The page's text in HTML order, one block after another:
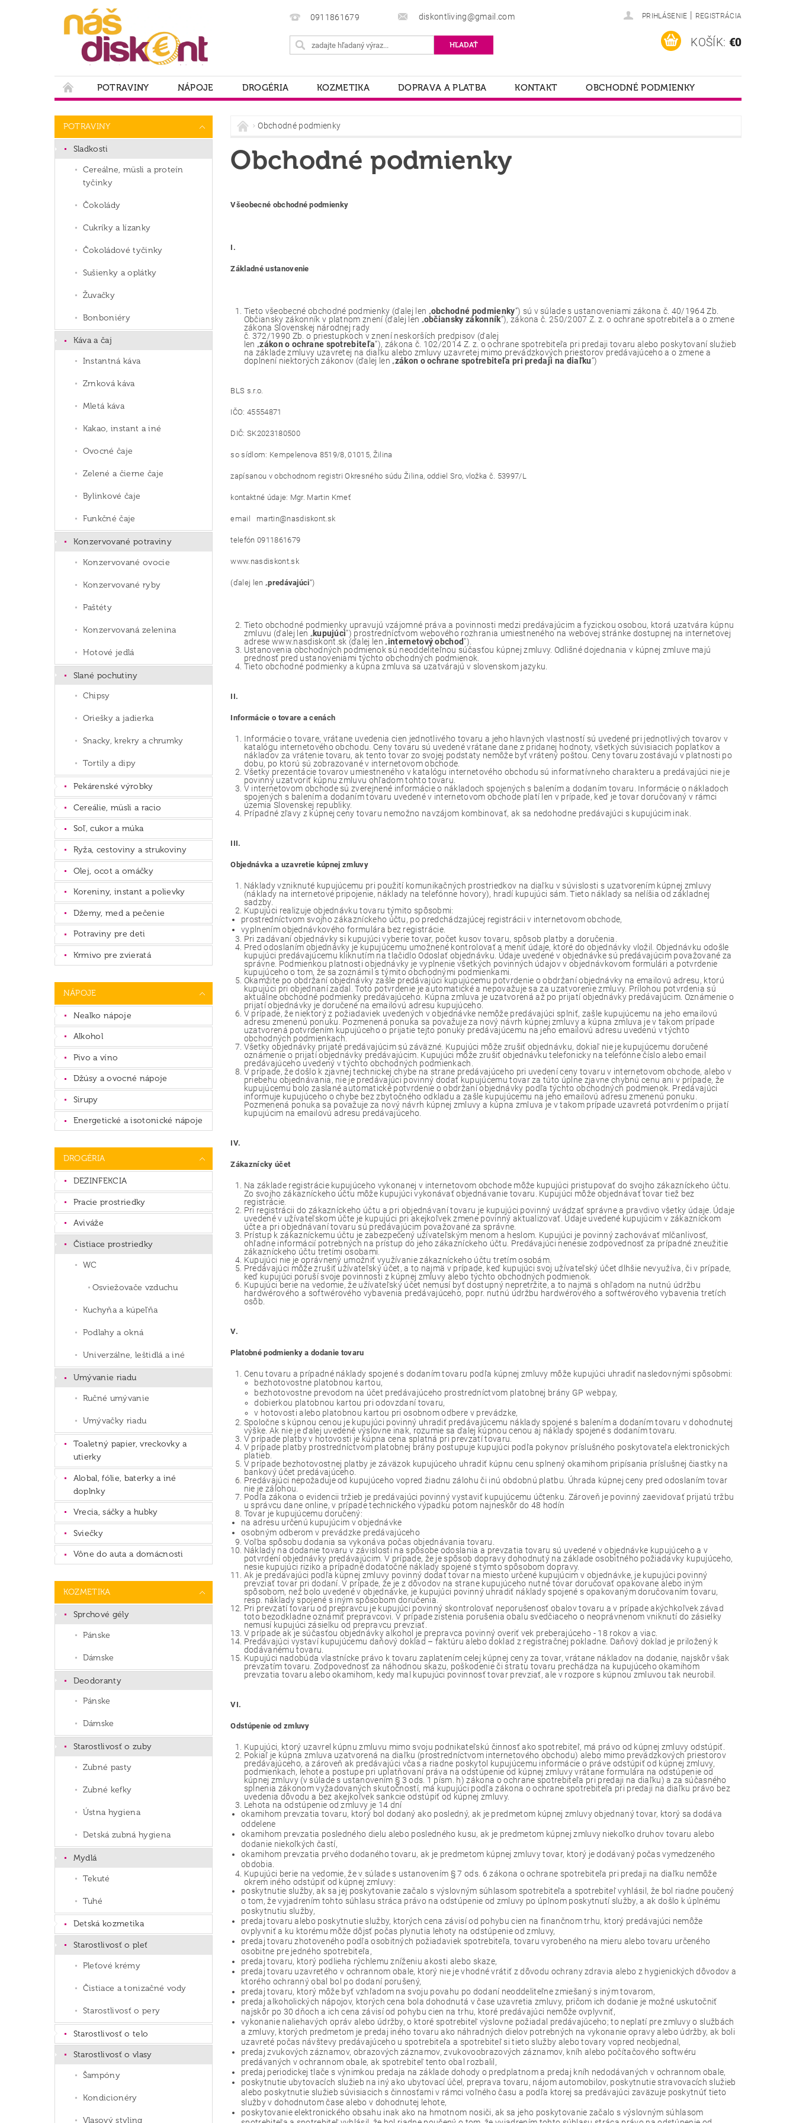
0911861679 diskontliving@gmail.com PRIHLÁSENIE | REGISTRÁCIA
KOŠÍK: €0
POTRAVINY NÁPOJE DROGÉRIA KOZMETIKA DOPRAVA A PLATBA KONTAKT
OBCHODNÉ PODMIENKY
POTRAVINY
Sladkosti
Cereálne, müsli a proteín
tyčinky
Čokolády
Cukríky a lízanky
Čokoládové tyčinky
Sušienky a oplátky
Žuvačky
Bonboniéry
Káva a čaj
Instantná káva
Zrnková káva
Mletá káva
Kakao, instant a iné
Ovocné čaje
Zelené a čierne čaje
Bylinkové čaje
Funkčné čaje
Konzervované potraviny
Konzervované ovocie
Konzervované ryby
Paštéty
Konzervovaná zelenina
Hotové jedlá
Slané pochutiny
Chipsy
Oriešky a jadierka
Snacky, krekry a chrumky
Tortily a dipy
Pekárenské výrobky
Cereálie, müsli a racio
Soľ, cukor a múka
Ryža, cestoviny a strukoviny
Olej, ocot a omáčky
Koreniny, instant a polievky
Džemy, med a pečenie
Potraviny pre deti
Krmivo pre zvieratá
NÁPOJE
Nealko nápoje
Alkohol
Pivo a víno
Džúsy a ovocné nápoje
Sirupy
Energetické a isotonické nápoje
DROGÉRIA
DEZINFEKCIA
Pracie prostriedky
Aviváže
Čistiace prostriedky
WC
Osviežovače vzduchu
Kuchyňa a kúpeľňa
Podlahy a okná
Univerzálne, leštidlá a iné
Umývanie riadu
Ručné umývanie
Umývačky riadu
Toaletný papier, vreckovky a
utierky
Alobal, fólie, baterky a iné
doplnky
Vrecia, sáčky a hubky
Sviečky
Vône do auta a domácnosti
KOZMETIKA
Sprchové gély
Pánske
Dámske
Deodoranty
Pánske
Dámske
Starostlivosť o zuby
Zubné pasty
Zubné kefky
Ústna hygiena
Detská zubná hygiena
Mydlá
Tekuté
Tuhé
Detská kozmetika
Starostlivosť o pleť
Pleťové krémy
Čistiace a tonizačné vody
Starostlivosť o pery
Starostlivosť o telo
Starostlivosť o vlasy
Šampóny
Kondicionéry
Vlasový styling
Obchodné podmienky
Obchodné podmienky
Všeobecné obchodné podmienky
I.
Základné ustanovenie
Tieto všeobecné obchodné podmienky (ďalej len „obchodné podmienky“) sú v súlade s ustanoveniami zákona č. 40/1964 Zb.
Občiansky zákonník v platnom znení (ďalej len „občiansky zákonník“), zákona č. 250/2007 Z. z. o ochrane spotrebiteľa a o zmene
zákona Slovenskej národnej rady
č. 372/1990 Zb. o priestupkoch v znení neskorších predpisov (ďalej
len „zákon o ochrane spotrebiteľa“), zákona č. 102/2014 Z. z. o ochrane spotrebiteľa pri predaji tovaru alebo poskytovaní služieb
na základe zmluvy uzavretej na diaľku alebo zmluvy uzavretej mimo prevádzkových priestorov predávajúceho a o zmene a
doplnení niektorých zákonov (ďalej len „zákon o ochrane spotrebiteľa pri predaji na diaľku“)
BLS s.r.o.
IČO: 45554871
DIČ: SK2023180500
so sídlom: Kempelenova 8519/8, 01015, Žilina
zapísanou v obchodnom registri Okresného súdu Žilina, oddiel Sro, vložka č. 53997/L
kontaktné údaje: Mgr. Martin Kmeť
email martin@nasdiskont.sk
telefón 0911861679
www.nasdiskont.sk
(ďalej len „predávajúci“)
Tieto obchodné podmienky upravujú vzájomné práva a povinnosti medzi predávajúcim a fyzickou osobou, ktorá uzatvára kúpnu
zmluvu (ďalej len „kupujúci") prostredníctvom webového rozhrania umiestneného na webovej stránke dostupnej na internetovej
adrese www.nasdiskont.sk (ďalej len „internetový obchod").
Ustanovenia obchodných podmienok sú neoddeliteľnou súčasťou kúpnej zmluvy. Odlišné dojednania v kúpnej zmluve majú
prednosť pred ustanoveniami týchto obchodných podmienok.
Tieto obchodné podmienky a kúpna zmluva sa uzatvárajú v slovenskom jazyku.
II.
Informácie o tovare a cenách
Informácie o tovare, vrátane uvedenia cien jednotlivého tovaru a jeho hlavných vlastností sú uvedené pri jednotlivých tovarov v
katalógu internetového obchodu. Ceny tovaru sú uvedené vrátane dane z pridanej hodnoty, všetkých súvisiacich poplatkov a
nákladov za vrátenie tovaru, ak tento tovar zo svojej podstaty nemôže byť vrátený poštou. Ceny tovaru zostávajú v platnosti po
dobu, po ktorú sú zobrazované v internetovom obchode.
Všetky prezentácie tovarov umiestneného v katalógu internetového obchodu sú informatívneho charakteru a predávajúci nie je
povinný uzatvoriť kúpnu zmluvu ohľadom tohto tovaru.
V internetovom obchode sú zverejnené informácie o nákladoch spojených s balením a dodaním tovaru. Informácie o nákladoch
spojených s balením a dodaním tovaru uvedené v internetovom obchode platí len v prípade, keď je tovar doručovaný v rámci
územia Slovenskej republiky.
Prípadné zľavy z kúpnej ceny tovaru nemožno navzájom kombinovať, ak sa nedohodne predávajúci s kupujúcim inak.
III.
Objednávka a uzavretie kúpnej zmluvy
Náklady vzniknuté kupujúcemu pri použití komunikačných prostriedkov na diaľku v súvislosti s uzatvorením kúpnej zmluvy
(náklady na internetové pripojenie, náklady na telefónne hovory), hradí kupujúci sám. Tieto náklady sa nelíšia od základnej
sadzby.
Kupujúci realizuje objednávku tovaru týmito spôsobmi:
prostredníctvom svojho zákazníckeho účtu, po predchádzajúcej registrácii v internetovom obchode,
vyplnením objednávkového formulára bez registrácie.
Pri zadávaní objednávky si kupujúci vyberie tovar, počet kusov tovaru, spôsob platby a doručenia.
Pred odoslaním objednávky je kupujúcemu umožnené kontrolovať a meniť údaje, ktoré do objednávky vložil. Objednávku odošle
kupujúci predávajúcemu kliknutím na tlačidlo Odoslať objednávku. Údaje uvedené v objednávke sú predávajúcim považované za
správne. Podmienkou platnosti objednávky je vyplnenie všetkých povinných údajov v objednávkovom formulári a potvrdenie
kupujúceho o tom, že sa zoznámil s týmito obchodnými podmienkami.
Okamžite po obdržaní objednávky zašle predávajúci kupujúcemu potvrdenie o obdržaní objednávky na emailovú adresu, ktorú
kupujúci pri objednaní zadal. Toto potvrdenie je automatické a nepovažuje sa za uzatvorenie zmluvy. Prílohou potvrdenia sú
aktuálne obchodné podmienky predávajúceho. Kúpna zmluva je uzatvorená až po prijatí objednávky predávajúcim. Oznámenie o
prijatí objednávky je doručené na emailovú adresu kupujúceho.
V prípade, že niektorý z požiadaviek uvedených v objednávke nemôže predávajúci splniť, zašle kupujúcemu na jeho emailovú
adresu zmenenú ponuku. Pozmenená ponuka sa považuje za nový návrh kúpnej zmluvy a kúpna zmluva je v takom prípade
uzatvorená potvrdením kupujúceho o prijatie tejto ponuky predávajúcemu na jeho emailovú adresu uvedenú v týchto
obchodných podmienkach.
Všetky objednávky prijaté predávajúcim sú záväzné. Kupujúci môže zrušiť objednávku, dokiaľ nie je kupujúcemu doručené
oznámenie o prijatí objednávky predávajúcim. Kupujúci môže zrušiť objednávku telefonicky na telefónne číslo alebo email
predávajúceho uvedený v týchto obchodných podmienkach.
V prípade, že došlo k zjavnej technickej chybe na strane predávajúceho pri uvedení ceny tovaru v internetovom obchode, alebo v
priebehu objednávania, nie je predávajúci povinný dodať kupujúcemu tovar za túto úplne zjavne chybnú cenu ani v prípade, že
kupujúcemu bolo zaslané automatické potvrdenie o obdržaní objednávky podľa týchto obchodných podmienok. Predávajúci
informuje kupujúceho o chybe bez zbytočného odkladu a zašle kupujúcemu na jeho emailovú adresu zmenenú ponuku.
Pozmenená ponuka sa považuje za nový návrh kúpnej zmluvy a kúpna zmluva je v takom prípade uzavretá potvrdením o prijatí
kupujúcim na emailovú adresu predávajúceho.
IV.
Zákaznícky účet
Na základe registrácie kupujúceho vykonanej v internetovom obchode môže kupujúci pristupovať do svojho zákazníckeho účtu.
Zo svojho zákazníckeho účtu môže kupujúci vykonávať objednávanie tovaru. Kupujúci môže objednávať tovar tiež bez
registrácie.
Pri registrácii do zákazníckeho účtu a pri objednávaní tovaru je kupujúci povinný uvádzať správne a pravdivo všetky údaje. Údaje
uvedené v užívateľskom účte je kupujúci pri akejkoľvek zmene povinný aktualizovať. Údaje uvedené kupujúcim v zákazníckom
účte a pri objednávaní tovaru sú predávajúcim považované za správne.
Prístup k zákazníckemu účtu je zabezpečený užívateľským menom a heslom. Kupujúci je povinný zachovávať mlčanlivosť,
ohľadne informácií potrebných na prístup do jeho zákazníckeho účtu. Predávajúci nenesie zodpovednosť za prípadné zneužitie
zákazníckeho účtu tretími osobami.
Kupujúci nie je oprávnený umožniť využívanie zákazníckeho účtu tretím osobám.
Predávajúci môže zrušiť užívateľský účet, a to najmä v prípade, keď kupujúci svoj užívateľský účet dlhšie nevyužíva, či v prípade,
keď kupujúci poruší svoje povinnosti z kúpnej zmluvy alebo týchto obchodných podmienok.
Kupujúci berie na vedomie, že užívateľský účet nemusí byť dostupný nepretržite, a to najmä s ohľadom na nutnú údržbu
hardwérového a softwérového vybavenia predávajúceho, popr. nutnú údržbu hardwérového a softwérového vybavenia tretích
osôb.
V.
Platobné podmienky a dodanie tovaru
Cenu tovaru a prípadné náklady spojené s dodaním tovaru podľa kúpnej zmluvy môže kupujúci uhradiť nasledovnými spôsobmi:
bezhotovostne platobnou kartou,
bezhotovostne prevodom na účet predávajúceho prostredníctvom platobnej brány GP webpay,
dobierkou platobnou kartou pri odovzdaní tovaru,
v hotovosti alebo platobnou kartou pri osobnom odbere v prevádzke,
Spoločne s kúpnou cenou je kupujúci povinný uhradiť predávajúcemu náklady spojené s balením a dodaním tovaru v dohodnutej
výške. Ak nie je ďalej uvedené výslovne inak, rozumie sa ďalej kúpnou cenou aj náklady spojené s dodaním tovaru.
V prípade platby v hotovosti je kúpna cena splatná pri prevzatí tovaru.
V prípade platby prostredníctvom platobnej brány postupuje kupujúci podľa pokynov príslušného poskytovateľa elektronických
platieb.
V prípade bezhotovostnej platby je záväzok kupujúceho uhradiť kúpnu cenu splnený okamihom pripísania príslušnej čiastky na
bankový účet predávajúceho.
Predávajúci nepožaduje od kupujúceho vopred žiadnu zálohu či inú obdobnú platbu. Úhrada kúpnej ceny pred odoslaním tovar
nie je zálohou.
Podľa zákona o evidencii tržieb je predávajúci povinný vystaviť kupujúcemu účtenku. Zároveň je povinný zaevidovať prijatú tržbu
u správcu dane online, v prípade technického výpadku potom najneskôr do 48 hodín
Tovar je kupujúcemu doručený:
na adresu určenú kupujúcim v objednávke
osobným odberom v prevádzke predávajúceho
Voľba spôsobu dodania sa vykonáva počas objednávania tovaru.
Náklady na dodanie tovaru v závislosti na spôsobe odoslania a prevzatia tovaru sú uvedené v objednávke kupujúceho a v
potvrdení objednávky predávajúcim. V prípade, že je spôsob dopravy dohodnutý na základe osobitného požiadavky kupujúceho,
nesie kupujúci riziko a prípadné dodatočné náklady spojené s týmto spôsobom dopravy.
Ak je predávajúci podľa kúpnej zmluvy povinný dodať tovar na miesto určené kupujúcim v objednávke, je kupujúci povinný
prevziať tovar pri dodaní. V prípade, že je z dôvodov na strane kupujúceho nutné tovar doručovať opakovane alebo iným
spôsobom, než bolo uvedené v objednávke, je kupujúci povinný uhradiť náklady spojené s opakovaným doručovaním tovaru,
resp. náklady spojené s iným spôsobom doručenia.
Pri prevzatí tovaru od prepravcu je kupujúci povinný skontrolovať neporušenosť obalov tovaru a v prípade akýchkoľvek závad
toto bezodkladne oznámiť prepravcovi. V prípade zistenia porušenia obalu svedčiaceho o neoprávnenom vniknutí do zásielky
nemusí kupujúci zásielku od prepravcu prevziať.
V prípade ak je súčasťou objednávky alkohol je prepravca povinný overiť vek preberajúceho - 18 rokov a viac.
Predávajúci vystaví kupujúcemu daňový doklad – faktúru alebo doklad z registračnej pokladne. Daňový doklad je priložený k
dodávanému tovaru.
Kupujúci nadobúda vlastnícke právo k tovaru zaplatením celej kúpnej ceny za tovar, vrátane nákladov na dodanie, najskôr však
prevzatím tovaru. Zodpovednosť za náhodnou skazu, poškodenie či stratu tovaru prechádza na kupujúceho okamihom
prevzatia tovaru alebo okamihom, kedy mal kupujúci povinnosť tovar prevziať, ale v rozpore s kúpnou zmluvou tak neurobil.
VI.
Odstúpenie od zmluvy
Kupujúci, ktorý uzavrel kúpnu zmluvu mimo svoju podnikateľskú činnosť ako spotrebiteľ, má právo od kúpnej zmluvy odstúpiť.
Pokiaľ je kúpna zmluva uzatvorená na diaľku (prostredníctvom internetového obchodu) alebo mimo prevádzkových priestorov
predávajúceho, a zároveň ak predávajúci včas a riadne poskytol kupujúcemu informácie o práve odstúpiť od kúpnej zmluvy,
podmienkach, lehote a postupe pri uplatňovaní práva na odstúpenie od kúpnej zmluvy vrátane formulára na odstúpenie od
kúpnej zmluvy (v súlade s ustanovením § 3 ods. 1 písm. h) zákona o ochrane spotrebiteľa pri predaji na diaľku) a za súčasného
splnenia zákonom vyžadovaných skutočností, má kupujúci podľa zákona o ochrane spotrebiteľa pri predaji na diaľku právo bez
uvedenia dôvodu a bez akejkoľvek sankcie odstúpiť od kúpnej zmluvy.
Lehota na odstúpenie od zmluvy je 14 dní
okamihom prevzatia tovaru, ktorý bol dodaný ako posledný, ak je predmetom kúpnej zmluvy objednaný tovar, ktorý sa dodáva
oddelene
okamihom prevzatia posledného dielu alebo posledného kusu, ak je predmetom kúpnej zmluvy niekoľko druhov tovaru alebo
dodanie niekoľkých častí,
okamihom prevzatia prvého dodaného tovaru, ak je predmetom kúpnej zmluvy tovar, ktorý je dodávaný počas vymedzeného
obdobia.
Kupujúci berie na vedomie, že v súlade s ustanovením § 7 ods. 6 zákona o ochrane spotrebiteľa pri predaji na diaľku nemôže
okrem iného odstúpiť od kúpnej zmluvy:
poskytnutie služby, ak sa jej poskytovanie začalo s výslovným súhlasom spotrebiteľa a spotrebiteľ vyhlásil, že bol riadne poučený
o tom, že vyjadrením tohto súhlasu stráca právo na odstúpenie od zmluvy po úplnom poskytnutí služby, a ak došlo k úplnému
poskytnutiu služby,
predaj tovaru alebo poskytnutie služby, ktorých cena závisí od pohybu cien na finančnom trhu, ktorý predávajúci nemôže
ovplyvniť a ku ktorému môže dôjsť počas plynutia lehoty na odstúpenie od zmluvy,
predaj tovaru zhotoveného podľa osobitných požiadaviek spotrebiteľa, tovaru vyrobeného na mieru alebo tovaru určeného
osobitne pre jedného spotrebiteľa,
predaj tovaru, ktorý podlieha rýchlemu zníženiu akosti alebo skaze,
predaj tovaru uzavretého v ochrannom obale, ktorý nie je vhodné vrátiť z dôvodu ochrany zdravia alebo z hygienických dôvodov a
ktorého ochranný obal bol po dodaní porušený,
predaj tovaru, ktorý môže byť vzhľadom na svoju povahu po dodaní neoddeliteľne zmiešaný s iným tovarom,
predaj alkoholických nápojov, ktorých cena bola dohodnutá v čase uzavretia zmluvy, pričom ich dodanie je možné uskutočniť
najskôr po 30 dňoch a ich cena závisí od pohybu cien na trhu, ktoré predávajúci nemôže ovplyvniť,
vykonanie naliehavých opráv alebo údržby, o ktoré spotrebiteľ výslovne požiadal predávajúceho; to neplatí pre zmluvy o službách
a zmluvy, ktorých predmetom je predaj iného tovaru ako náhradných dielov potrebných na vykonanie opravy alebo údržby, ak boli
uzavreté počas návštevy predávajúceho u spotrebiteľa a spotrebiteľ si tieto služby alebo tovary vopred neobjednal,
predaj zvukových záznamov, obrazových záznamov, zvukovoobrazových záznamov, kníh alebo počítačového softwéru
predávaných v ochrannom obale, ak spotrebiteľ tento obal rozbalil,
predaj periodickej tlače s výnimkou predaja na základe dohody o predplatnom a predaj kníh nedodávaných v ochrannom obale,
poskytnutie ubytovacích služieb na iný ako ubytovací účel, preprava tovaru, nájom automobilov, poskytnutie stravovacích služieb
alebo poskytnutie služieb súvisiacich s činnosťami v rámci voľného času a podľa ktorej sa predávajúci zaväzuje poskytnúť tieto
služby v dohodnutom čase alebo v dohodnutej lehote,
poskytovanie elektronického obsahu inak ako na hmotnom nosiči, ak sa jeho poskytovanie začalo s výslovným súhlasom